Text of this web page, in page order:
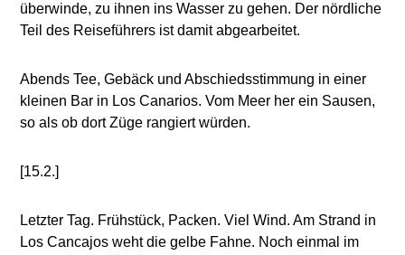
überwinde, zu ihnen ins Wasser zu gehen. Der nördliche
Teil des Reiseführers ist damit abgearbeitet.
Abends Tee, Gebäck und Abschiedsstimmung in einer
kleinen Bar in Los Canarios. Vom Meer her ein Sausen,
so als ob dort Züge rangiert würden.
[15.2.]
Letzter Tag. Frühstück, Packen. Viel Wind. Am Strand in
Los Cancajos weht die gelbe Fahne. Noch einmal im